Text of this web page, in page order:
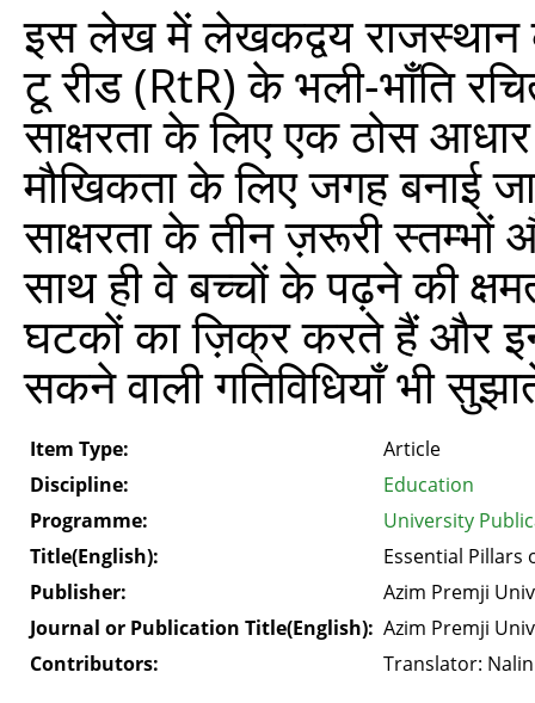
इस लेख में लेखकद्वय राजस्थान
टू रीड (RtR) के भली-भाँति
साक्षरता के लिए एक ठोस
मौखिकता के लिए जगह बनाई
साक्षरता के तीन ज़रूरी
साथ ही वे बच्चों के पढ़ने की
घटकों का ज़िक्र करते हैं और
सकने वाली गतिविधियाँ भी
Item Type:
Article
Discipline:
Education
Programme:
University
Title(English):
Essential Pillars
Publisher:
Azim Premji
Journal or Publication Title(English): Azim Premji
Contributors:
Translator: